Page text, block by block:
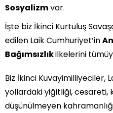
Sosyalizmvar.
İşte biz İkinci Kurtuluş
edilen Laik Cumhuriyet’in
Bağımsızlıkilkelerini
Biz İkinci Kuvayimilliyeciler,
yollardaki yiğitliği, cesareti,
düşünülmeyen